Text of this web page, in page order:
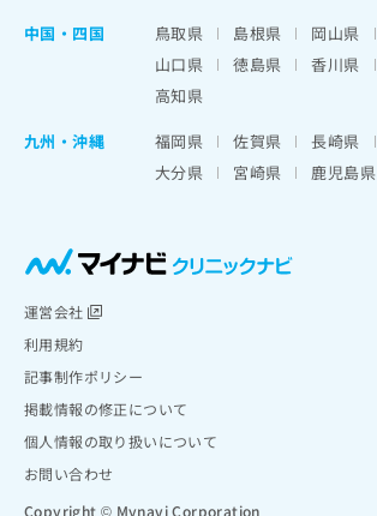
中国・四国
鳥取県 島根県 岡山県
山口県
徳島県 香川県
高知県
九州・沖縄
福岡県 佐賀県 長崎県
大分県
宮崎県 鹿児島県
運営会社
利用規約
記事制作ポリシー
掲載情報の修正について
個人情報の取り扱いについて
お問い合わせ
Copyright © Mynavi Corporation